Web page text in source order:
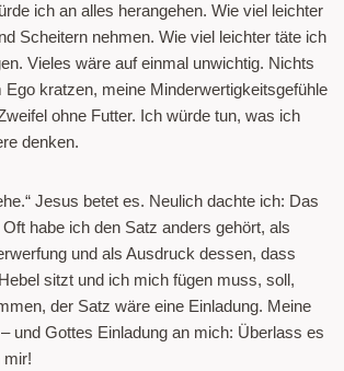
ich an alles herangehen. Wie viel leichter
Scheitern nehmen. Wie viel leichter täte ich
Vieles wäre auf einmal unwichtig. Nichts
Ego kratzen, meine Minderwertigkeitsgefühle
ohne Futter. Ich würde tun, was ich
denken.
Jesus betet es. Neulich dachte ich: Das
habe ich den Satz anders gehört, als
und als Ausdruck dessen, dass
sitzt und ich mich fügen muss, soll,
der Satz wäre eine Einladung. Meine
und Gottes Einladung an mich: Überlass es
mir!